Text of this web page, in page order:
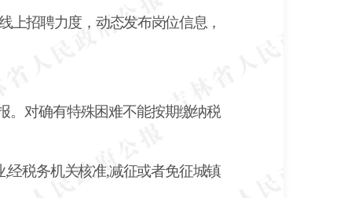
上招聘力度，动态发布岗位信息，
。对确有特殊困难不能按期缴纳税
经税务机关核准,减征或者免征城镇